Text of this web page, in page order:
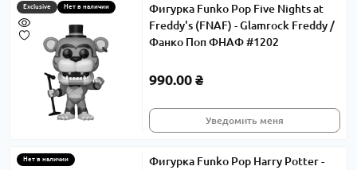
Exclusive Нет в наличии
Фигурка Funko Pop Five Nights at
Freddy's (FNAF) - Glamrock Freddy /
Фанко Поп ФНАФ #1202
990.00 ₴
Уведомить меня
Нет в наличии
Фигурка Funko Pop Harry Potter -